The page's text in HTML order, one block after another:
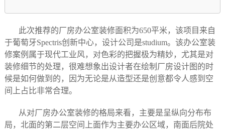
此次推荐的厂房办公室装修面积为650平米，该项目来自
于葡萄牙Spectris创新中心，设计公司是studium。该办公室装
修案例属于现代工业风，对色彩的把握极为精妙，尤其是对
装修细节的处理，很难想象出设计者在绘制厂房设计图的时
候是如何做到的，因为无论是从造型还是创意都令人感到空
间上占比非常合理。
从对厂房办公室装修的格局来看，主要是呈纵向分布布
局，北面的第二层空间上面作为主要办公区域，南面后院处